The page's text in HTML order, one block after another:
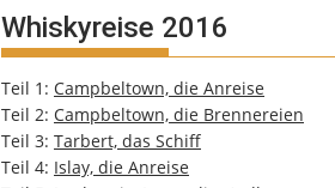
Whiskyreise 2016
Teil 1: Campbeltown, die Anreise
Teil 2: Campbeltown, die Brennereien
Teil 3: Tarbert, das Schiff
Teil 4: Islay, die Anreise